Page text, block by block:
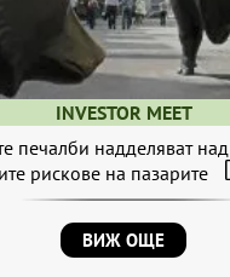
INVESTOR MEET
печалби надделяват над
рискове на пазарите
ВИЖ ОЩЕ